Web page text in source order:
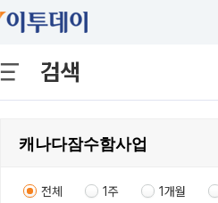
검색
전체 1주 1개월